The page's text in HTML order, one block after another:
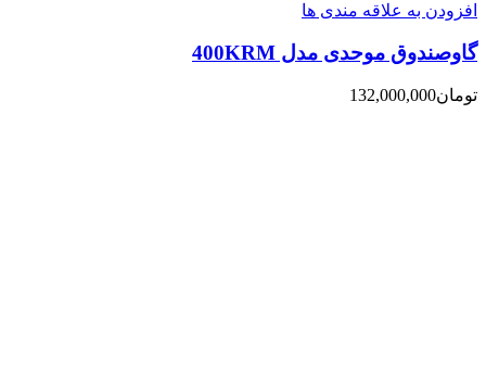
افزودن به علاقه مندی ها
گاوصندوق موحدی مدل 400KRM
تومان132,000,000